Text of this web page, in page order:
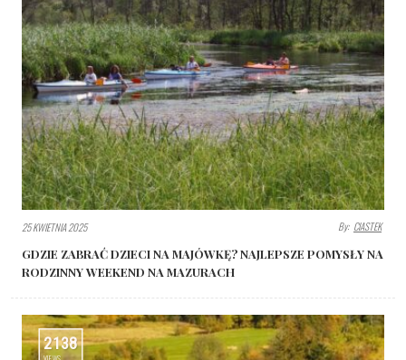
25 KWIETNIA 2025 By: CIASTEK
GDZIE ZABRAĆ DZIECI NA MAJÓWKĘ? NAJLEPSZE POMYSŁY NA
RODZINNY WEEKEND NA MAZURACH
2138